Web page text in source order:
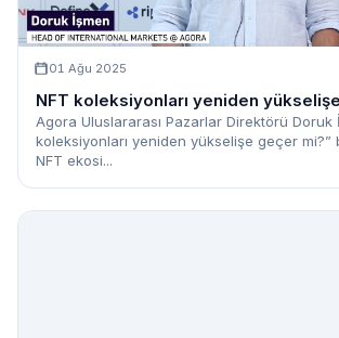
01 Ağu 2025
NFT koleksiyonları yeniden
Agora Uluslararası Pazarlar Direktörü Doruk
koleksiyonları yeniden yükselişe geçer mi?”
NFT ekosi...